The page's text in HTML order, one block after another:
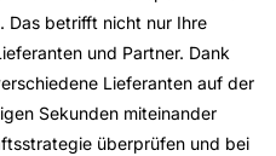
Das betrifft nicht nur Ihre
und Partner. Dank
Lieferanten auf der
Sekunden miteinander
überprüfen und bei